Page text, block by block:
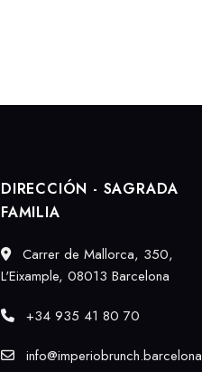
DIRECCIÓN - SAGRADA
FAMILIA
Carrer de Mallorca, 350,
L'Eixample, 08013 Barcelona
+34 935 41 80 70
info@imperiobrunch.barcelona